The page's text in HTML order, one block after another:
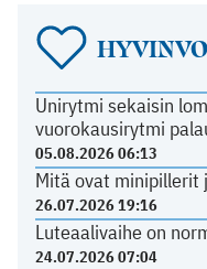
Unirytmi sekaisin
vuorokausirytmi
05.08.2026 06:13
Mitä ovat minipillerit
26.07.2026 19:16
Luteaalivaihe on
24.07.2026 07:04